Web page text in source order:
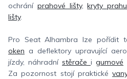
ochrání prahové lišty,kryty
lišty.
Pro Seat Alhambra lze pořídit
oken a deflektory upravující
jízdy, náhradní stěrače i gumové
Za pozornost stojí praktické